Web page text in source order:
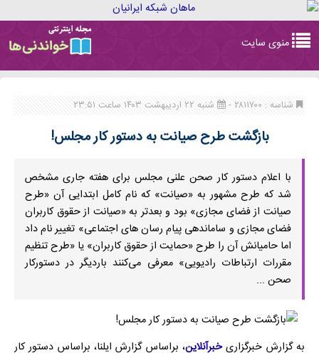
navigation
منوی سایت
شناسه : ۲۸۱۱۷۰۰ - شنبه ۲۲ اردیبهشت ۱۴۰۳ ساعت ۲۳:۵۱
بازگشت طرح صیانت به دستور کار مجلس!
با اعلام دستور کار صحن علنی مجلس برای هفته جاری مشخص
شد که طرح مشهور به «صیانت» که نام کامل ابتدایی آن «طرح
صیانت از فضای مجازی» بود و بعدتر به «صیانت از حقوق کاربران
فضای مجازی و ساماندهی پیام رسان های اجتماعی» تغییر نام داد
اما حامیانش آن را طرح «حمایت از حقوق کاربران» یا «طرح تنظیم
مقررات ارتباطات رادیویی» معرفی می‌کنند باردیگر در دستورکار
صحن ...
به گزارش خبرگزاریخبرآنلاین، براساس گزارش ایلنا، براساس دستور کار